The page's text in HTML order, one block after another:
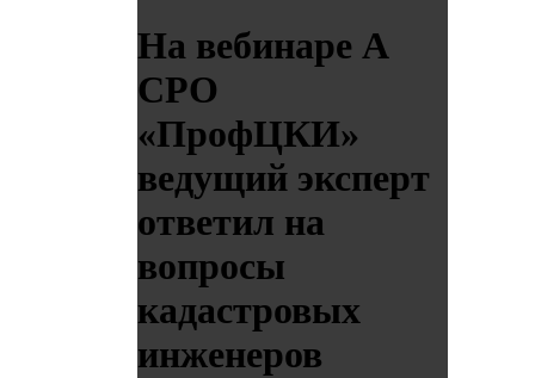
На вебинаре А
СРО
«ПрофЦКИ»
ведущий эксперт
ответил на
вопросы
кадастровых
инженеров